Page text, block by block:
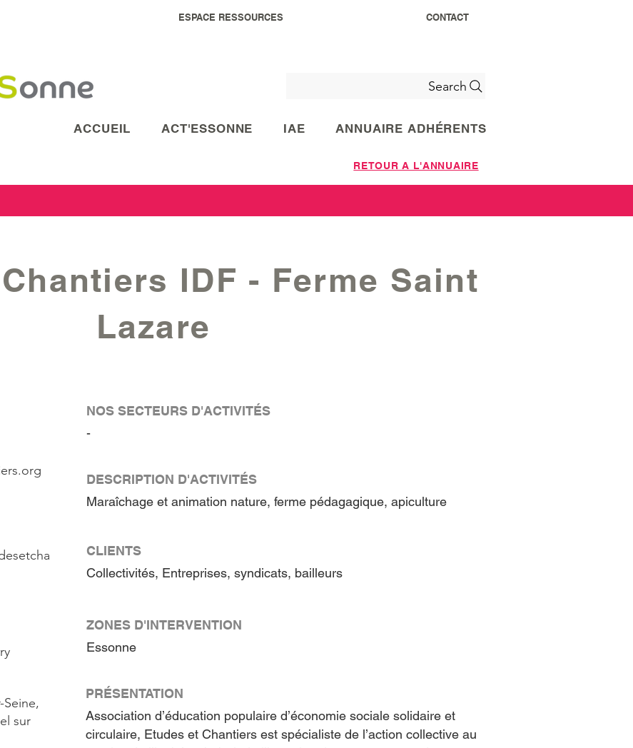
ESPACE RESSOURCES CONTACT
Search
ACCUEIL ACT'ESSONNE IAE ANNUAIRE ADHÉRENTS
RETOUR A L'ANNUAIRE
IDF - Ferme Saint
Lazare
Seine,
sur
NOS SECTEURS D'ACTIVITÉS
-
DESCRIPTION D'ACTIVITÉS
Maraîchage et animation nature, ferme pédagagique, apiculture
CLIENTS
Collectivités, Entreprises, syndicats, bailleurs
ZONES D'INTERVENTION
Essonne
PRÉSENTATION
Association d’éducation populaire d’économie sociale solidaire et
circulaire, Etudes et Chantiers est spécialiste de l’action collective au